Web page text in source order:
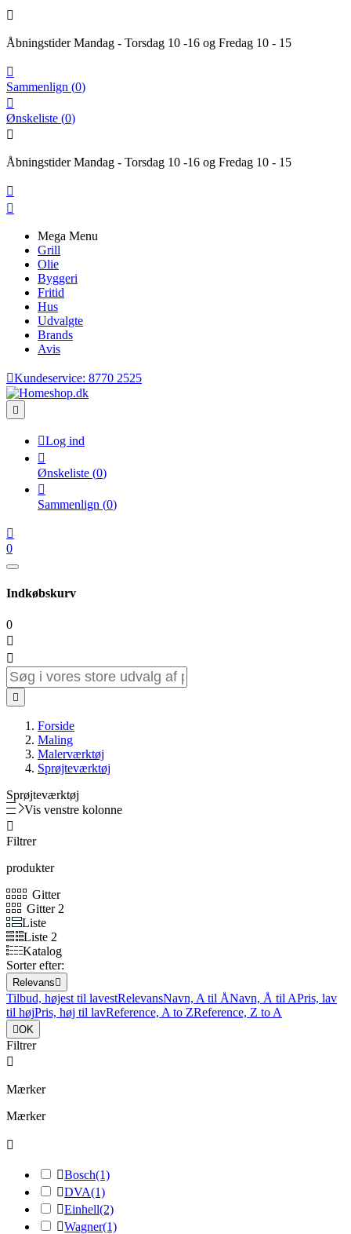

Åbningstider Mandag - Torsdag 10 -16 og Fredag 10 - 15

Sammenlign (0)

Ønskeliste (0)

Åbningstider Mandag - Torsdag 10 -16 og Fredag 10 - 15


Mega Menu
Grill
Olie
Byggeri
Fritid
Hus
Udvalgte
Brands
Avis
Kundeservice: 8770 2525

Log ind

Ønskeliste (0)

Sammenlign (0)

0
Indkøbskurv
0



Forside
Maling
Malerværktøj
Sprøjteværktøj
Sprøjteværktøj
Vis venstre kolonne

Filtrer
produkter
Gitter
Gitter 2
Liste
Liste 2
Katalog
Sorter efter:
Relevans
Tilbud, højest til lavestRelevansNavn, A til ÅNavn, Å til APris, lav
til højPris, høj til lavReference, A to ZReference, Z to A
OK
Filtrer

Mærker
Mærker

Bosch(1)
DVA(1)
Einhell(2)
Wagner(1)